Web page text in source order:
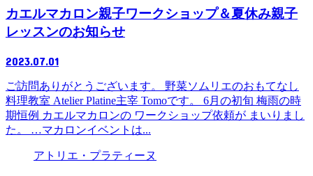
カエルマカロン親子ワークショップ＆夏休み親子
レッスンのお知らせ
2023.07.01
ご訪問ありがとうございます。 野菜ソムリエのおもてなし
料理教室 Atelier Platine主宰 Tomoです。 6月の初旬 梅雨の時
期恒例 カエルマカロンの ワークショップ依頼が まいりまし
た。 …マカロンイベントは...
アトリエ・プラティーヌ